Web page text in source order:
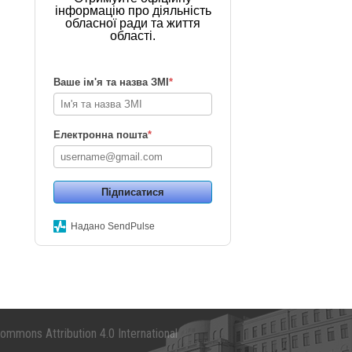
інформацію про діяльність
обласної ради та життя
області.
Ваше ім'я та назва ЗМІ*
Електронна пошта*
Підписатися
Надано SendPulse
Attribution 4.0 International